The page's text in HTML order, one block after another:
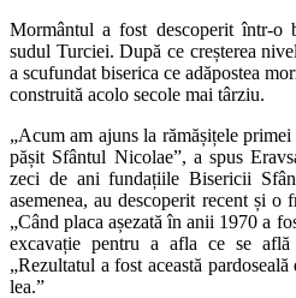
Mormântul a fost descoperit într-o
sudul Turciei. După ce creșterea
a scufundat biserica ce adăpostea
construită acolo secole mai târziu.
„Acum am ajuns la rămășițele
pășit Sfântul Nicolae”, a spus
zeci de ani fundațiile Bisericii
asemenea, au descoperit recent și
„Când placa așezată în anii 1970 a
excavație pentru a afla ce se
„Rezultatul a fost această
lea.”